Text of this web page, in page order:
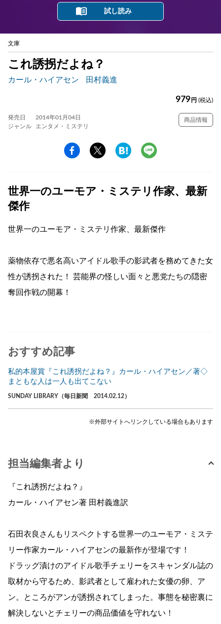
試し読み
文庫
これ誘拐だよね？
カール・ハイアセン 田村義進
979 円 (税込)
発売日
2014年01月04日
ジャンル
エンタメ・ミステリ
商品情報
世界一のユーモア・ミステリ作家、最新
傑作
世界一のユーモア・ミステリ作家、最新傑作
薬物依存で悪名高いアイドル歌手の影武者を務めてきた女
性が誘拐された！ 芸能界の怪しい面々と悪党たちの隠密
奪回作戦の開幕！
おすすめ記事
私的本屋賞『これ誘拐だよね？』カール・ハイアセン／著◇
まともな人は一人も出てこない
SUNDAY LIBRARY（毎日新聞 2014.02.12）
※外部サイトへリンクしている場合もあります
担当編集者より
『これ誘拐だよね？』
カール・ハイアセン著 田村義進訳
石田衣良さんもリスペクトする世界一のユーモア・ミステ
リー作家カール・ハイアセンの最新作が登場です！
ドラッグ漬けのアイドル歌手チェリーをスキャンダル誌の
取材から守るため、影武者として雇われた女優の卵、ア
ン。ところがアンが誘拐されてしまった。事態を秘密裏に
解決しないとチェリーの商品価値を守れない！